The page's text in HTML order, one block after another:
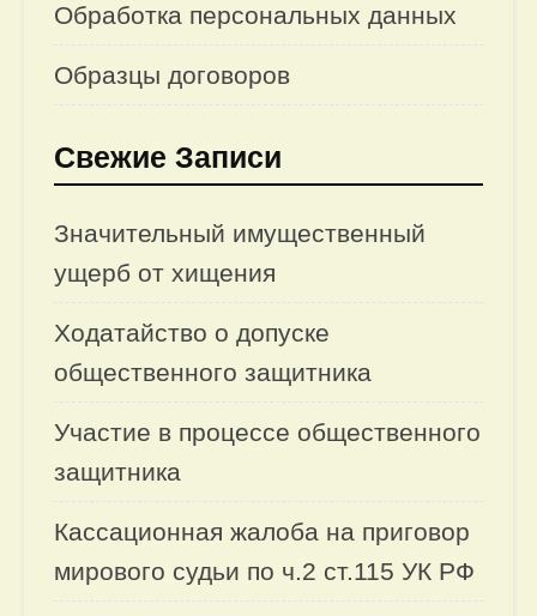
Обработка персональных данных
Образцы договоров
Свежие Записи
Значительный имущественный
ущерб от хищения
Ходатайство о допуске
общественного защитника
Участие в процессе общественного
защитника
Кассационная жалоба на приговор
мирового судьи по ч.2 ст.115 УК РФ